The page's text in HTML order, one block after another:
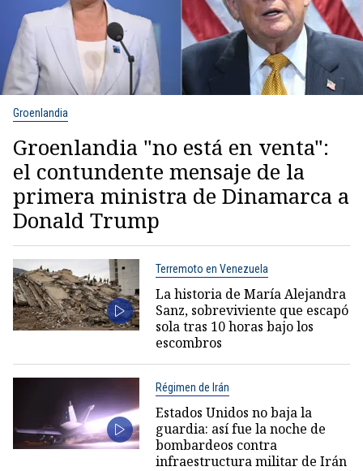
Groenlandia
Groenlandia "no está en venta":
el contundente mensaje de la
primera ministra de Dinamarca a
Donald Trump
Terremoto en Venezuela
La historia de María Alejandra
Sanz, sobreviviente que escapó
sola tras 10 horas bajo los
escombros
Régimen de Irán
Estados Unidos no baja la
guardia: así fue la noche de
bombardeos contra
infraestructura militar de Irán